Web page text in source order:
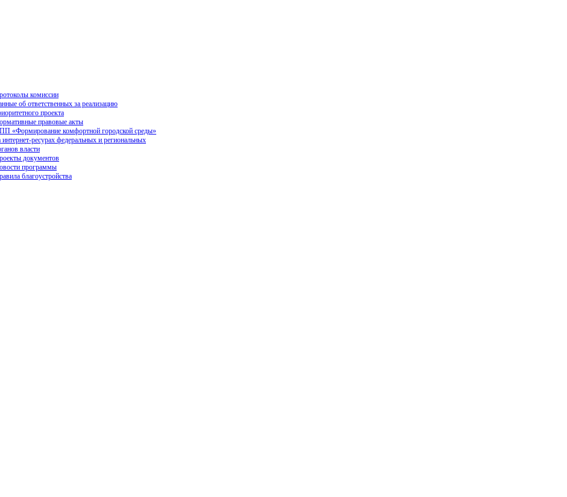
комиссии
об ответственных за реализацию
проекта
правовые акты
«Формирование комфортной городской среды»
интернет-ресурах федеральных и региональных
власти
документов
программы
благоустройства